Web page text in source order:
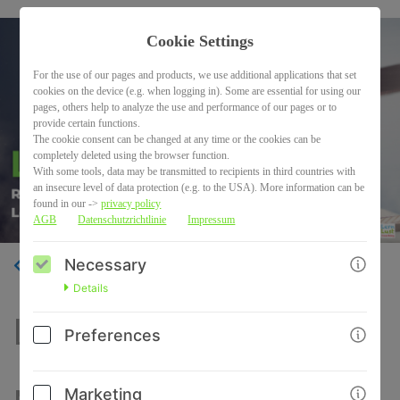
BACK
LernCoaching Paket
Cookie Settings
For the use of our pages and products, we use additional applications that set
cookies on the device (e.g. when logging in). Some are essential for using our
pages, others help to analyze the use and performance of our pages or to
provide certain functions.
The cookie consent can be changed at any time or the cookies can be
completely deleted using the browser function.
With some tools, data may be transmitted to recipients in third countries with
an insecure level of data protection (e.g. to the USA). More information can be
found in our ->privacy policy
AGB
Datenschutzrichtlinie Impressum
Necessary
Details
Preferences
Marketing